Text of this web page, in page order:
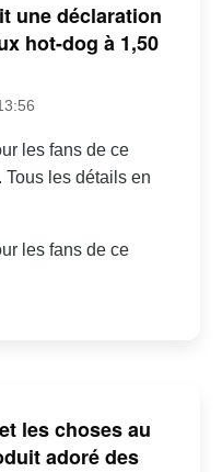
une déclaration
hot-dog à 1,50
les fans de ce
les détails en
les fans de ce
les choses au
adoré des